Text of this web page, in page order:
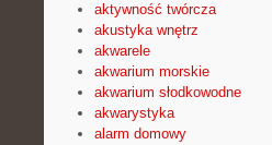
aktywność twórcza
akustyka wnętrz
akwarele
akwarium morskie
akwarium słodkowodne
akwarystyka
alarm domowy